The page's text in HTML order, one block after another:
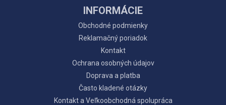
INFORMÁCIE
Obchodné podmienky
Reklamačný poriadok
Kontakt
Ochrana osobných údajov
Doprava a platba
Často kladené otázky
Kontakt a Veľkoobchodná spolupráca